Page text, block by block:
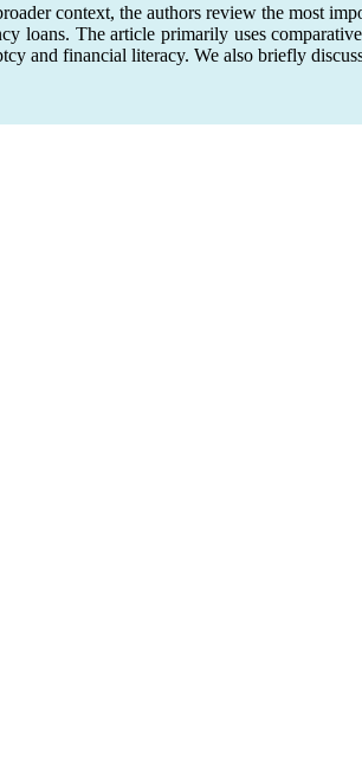
context, the authors review the most
loans. The article primarily uses
and financial literacy. We also briefly